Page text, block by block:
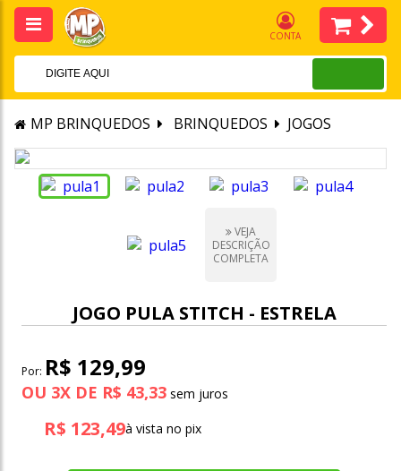
CONTA
MP BRINQUEDOS BRINQUEDOS JOGOS
VEJA
DESCRIÇÃO
COMPLETA
JOGO PULA STITCH - ESTRELA
Por: R$ 129,99
OU 3X DE R$ 43,33
R$ 123,49à vista no pix